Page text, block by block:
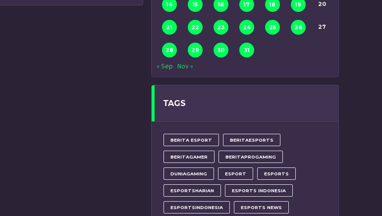
14 15 16 17 18 19 20
21 22 23 24 25 26 27
28 29 30 31
« Sep Nov »
TAGS
BERITA ESPORT BERITAESPORTS
BERITAGAMER BERITAPROGAMING
DUNIAGAMING ESPORT ESPORTS
ESPORTSHARIAN ESPORTS INDONESIA
ESPORTSINDONESIA ESPORTS NEWS